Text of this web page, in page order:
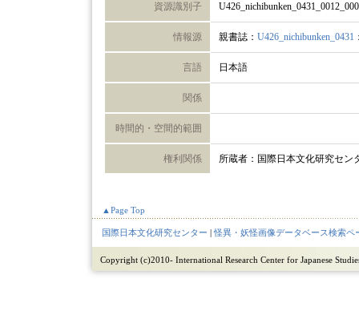
資源識別子
情報源 親書誌： U426_nichibunken_0431
言語 日本語
関係
時間的・空間的範囲
権利関係 所蔵者：国際日本文化研究セン
▲Page Top
国際日本文化研究センター |怪異・妖怪画像データベース検索ペ
Copyright (c)2010- International Research Center for Japanese